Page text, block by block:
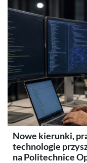
Nowe kierunki,
technologie
na Politechnice